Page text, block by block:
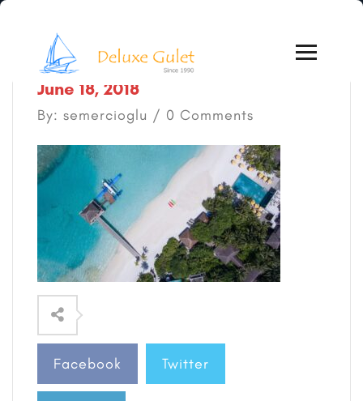
June 18, 2018
By: semercioglu / 0 Comments
Facebook Twitter